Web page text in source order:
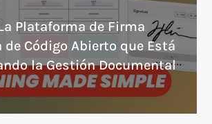
Plataforma de Firma
de Código Abierto que Está
la Gestión Documental